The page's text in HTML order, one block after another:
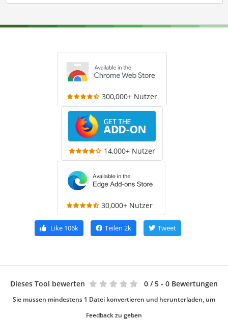
300,000+ Nutzer
14,000+ Nutzer
30,000+ Nutzer
Like 106k Teilen 2k Tweet
Dieses Tool bewerten 0 / 5 - 0 Bewertungen
Sie müssen mindestens 1 Datei konvertieren und herunterladen, um
Feedback zu geben